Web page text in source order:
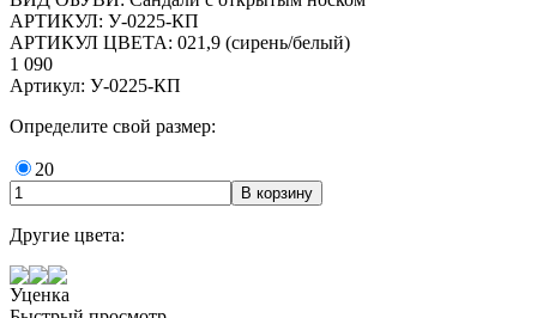
АРТИКУЛ: У-0225-КП
АРТИКУЛ ЦВЕТА: 021,9 (сирень/белый)
1 090
Артикул: У-0225-КП
Определите свой размер:
20
Другие цвета:
Уценка